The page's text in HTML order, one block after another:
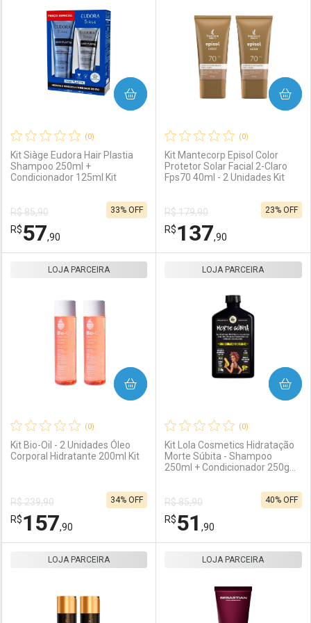
Laboratório
Comprar sem Desconto
Por R$ 176,90/cada
Por Menos
Comprar sem Desconto
Por R$ 176,90/cada
Laboratório
Comprar sem Desconto
Por R$ 130,90/cada
Por Menos
Comprar sem Desconto
Por R$ 130,90/cada
(0)
Kit Siàge Eudora Hair Plastia
Shampoo 250ml +
Condicionador 125ml Kit
R$ 85,90
R$57,90
33% OFF
COMPRAR
Laboratório
Comprar sem Desconto
Por R$ 57,90/cada
Por Menos
Comprar sem Desconto
Por R$ 57,90/cada
(0)
Kit Mantecorp Episol Color
Protetor Solar Facial 2-Claro
Fps70 40ml - 2 Unidades Kit
R$ 179,90
R$137,90
23% OFF
COMPRAR
Laboratório
Comprar sem Desconto
Por R$ 137,90/cada
Por Menos
Comprar sem Desconto
Por R$ 137,90/cada
(0)
Kit Bio-Oil - 2 Unidades Óleo
Corporal Hidratante 200ml Kit
LOJA PARCEIRA
R$ 239,90
R$157,90
34% OFF
COMPRAR
Laboratório
Por Menos
(0)
Kit Lola Cosmetics Hidratação
Morte Súbita - Shampoo
250ml + Condicionador 250g
LOJA PARCEIRA
R$ 85,90
R$51 ,90
40% OFF
COMPRAR
Laboratório
Por Menos
LOJA PARCEIRA LOJA PARCEIRA